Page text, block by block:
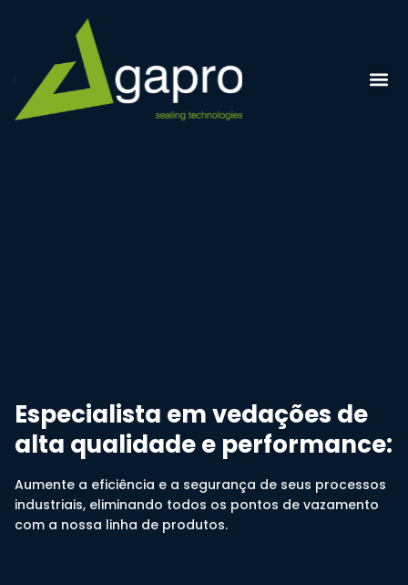
Especialista em vedações de
alta qualidade e performance:
Aumente a eficiência e a segurança de seus processos
industriais, eliminando todos os pontos de vazamento
com a nossa linha de produtos.